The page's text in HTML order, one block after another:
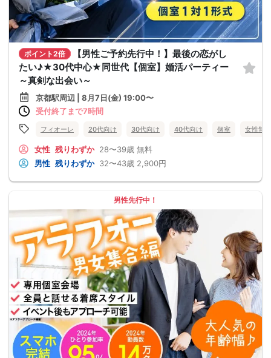
ポイント2倍
【男性ご予約先行中！】最後の恋がし
たい♪★30代中心★同世代【個室】婚活パーティー
～真剣な出会い～
京都駅周辺 | 8月7日(金) 19:00〜
受付終了まで7時間
フィオーレ 20代向け 30代向け 40代向け 個室 女性無料
女性 残りわずか 28〜39歳 無料
男性 残りわずか 32〜43歳 2,900円
男性先行中！